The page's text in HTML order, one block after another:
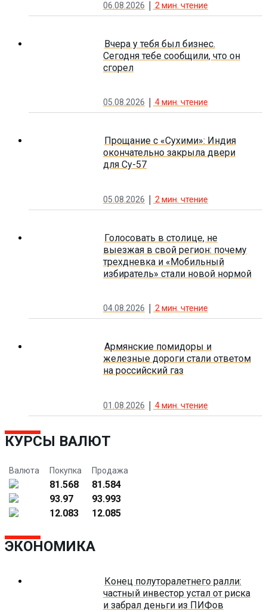
06.08.2026 2 мин. чтение
Вчера у тебя был бизнес.
Сегодня тебе сообщили, что он
сгорел
05.08.2026 4мин. чтение
Прощание с «Сухими»: Индия
окончательно закрыла двери
для Су-57
05.08.2026 2 мин. чтение
Голосовать в столице, не
выезжая в свой регион: почему
трехдневка и «Мобильный
избиратель» стали новой нормой
04.08.2026 2мин. чтение
Армянские помидоры и
железные дороги стали ответом
на российский газ
01.08.2026 4мин. чтение
КУРСЫ ВАЛЮТ
Валюта Покупка Продажа
81.568
81.584
93.97
93.993
12.083
12.085
ЭКОНОМИКА
Конец полуторалетнего ралли:
частный инвестор устал от риска
и забрал деньги из ПИФов